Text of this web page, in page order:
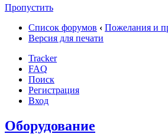
Пропустить
Список форумов ‹ Пожелания и
Версия для печати
Tracker
FAQ
Поиск
Регистрация
Вход
Оборудование